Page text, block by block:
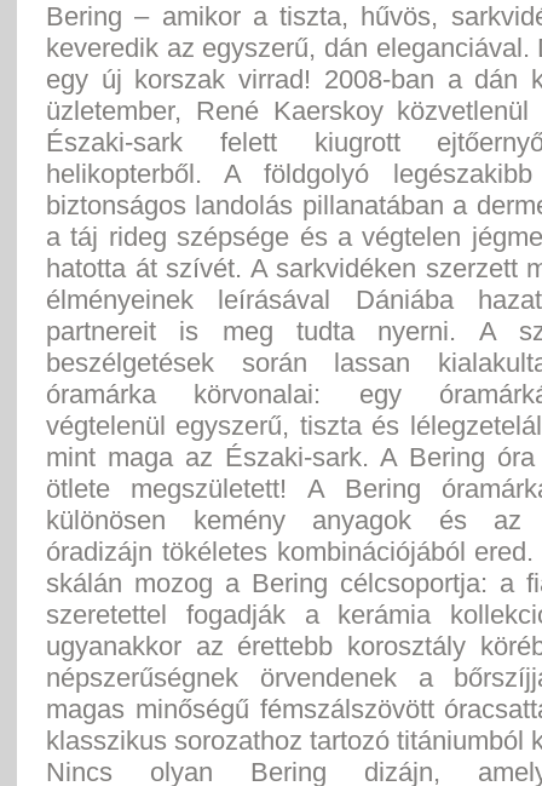
Bering – amikor a tiszta, hűvös,
keveredik az egyszerű, dán eleganciával.
egy új korszak virrad! 2008-ban a dán
üzletember, René Kaerskoy
Északi-sark felett kiugrott
helikopterből. A földgolyó
biztonságos landolás pillanatában a
a táj rideg szépsége és a végtelen
hatotta át szívét. A sarkvidéken szerzett
élményeinek leírásával Dániába
partnereit is meg tudta nyerni. A
beszélgetések során lassan
óramárka körvonalai: egy
végtelenül egyszerű, tiszta és
mint maga az Északi-sark. A Bering óra
ötlete megszületett! A Bering
különösen kemény anyagok és az
óradizájn tökéletes kombinációjából
skálán mozog a Bering célcsoportja: a
szeretettel fogadják a kerámia
ugyanakkor az érettebb korosztály
népszerűségnek örvendenek a
magas minőségű fémszálszövött
klasszikus sorozathoz tartozó titániumból
Nincs olyan Bering dizájn,